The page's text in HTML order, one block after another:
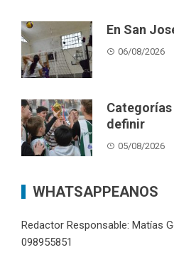
En San
06/08/2026
definir
05/08/2026
WHATSAPPEANOS
Redactor Responsable: Matías
098955851